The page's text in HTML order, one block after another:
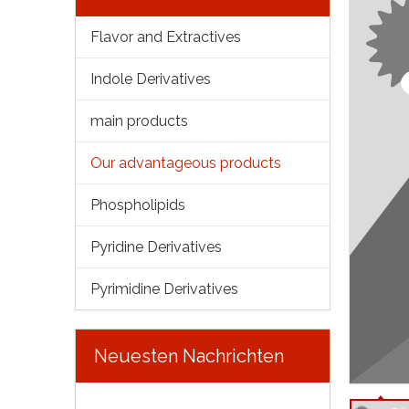
Flavor and Extractives
Indole Derivatives
main products
Our advantageous products
Phospholipids
Pyridine Derivatives
Pyrimidine Derivatives
Neuesten Nachrichten